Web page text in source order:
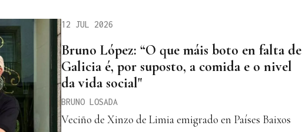
12 JUL 2026
Bruno López: “O que máis boto en falta de
Galicia é, por suposto, a comida e o nivel
da vida social"
BRUNO LOSADA
Veciño de Xinzo de Limia emigrado en Países Baixos